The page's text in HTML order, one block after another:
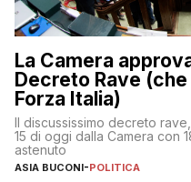
La Camera
Decreto Rave
Forza Italia)
Il discussissimo decreto
15 di oggi dalla Camera con
astenuto
ASIA BUCONI-POLITICA